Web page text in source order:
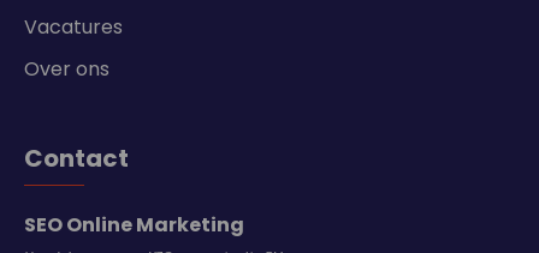
Vacatures
Over ons
Contact
SEO Online Marketing